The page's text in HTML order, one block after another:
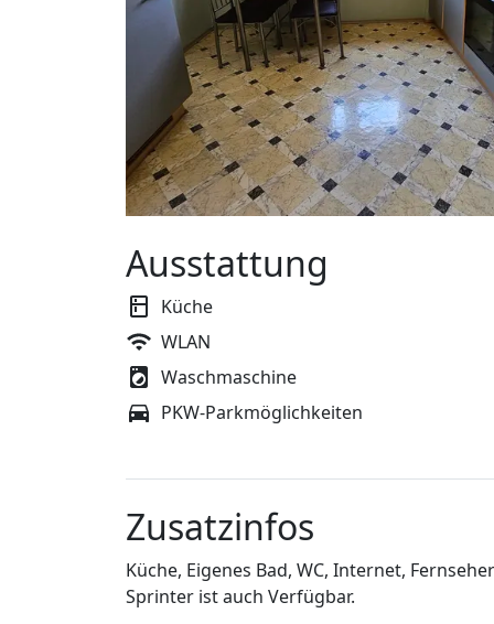
Ausstattung
Küche
WLAN
Waschmaschine
PKW-Parkmöglichkeiten
Zusatzinfos
Küche, Eigenes Bad, WC, Internet,
Sprinter ist auch Verfügbar.